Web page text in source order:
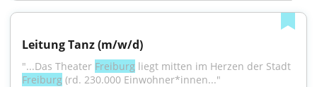
Leitung Tanz (m/w/d)
"...Das Theater Freiburg
Freiburg (rd. 230.000 Einwohner*innen..."